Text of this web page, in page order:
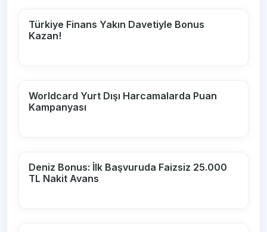
Türkiye Finans Yakın Davetiyle Bonus
Kazan!
Worldcard Yurt Dışı Harcamalarda Puan
Kampanyası
Deniz Bonus: İlk Başvuruda Faizsiz 25.000
TL Nakit Avans